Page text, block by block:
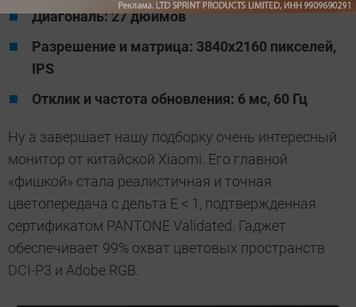
Диагональ: 27 дюймов
Разрешение и матрица: 3840x2160 пикселей,
IPS
Отклик и частота обновления: 6 мс, 60 Гц
Ну а завершает нашу подборку очень интересный
монитор от китайской Xiaomi. Его главной
«фишкой» стала реалистичная и точная
цветопередача с дельта E < 1, подтвержденная
сертификатом PANTONE Validated. Гаджет
обеспечивает 99% охват цветовых пространств
DCI-P3 и Adobe RGB.